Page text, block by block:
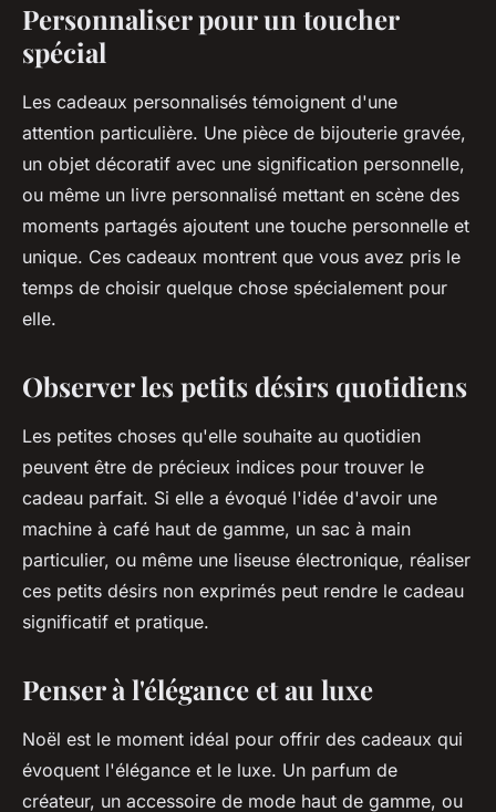
Personnaliser pour un toucher
spécial
Les cadeaux personnalisés témoignent d'une
attention particulière. Une pièce de bijouterie gravée,
un objet décoratif avec une signification personnelle,
ou même un livre personnalisé mettant en scène des
moments partagés ajoutent une touche personnelle et
unique. Ces cadeaux montrent que vous avez pris le
temps de choisir quelque chose spécialement pour
elle.
Observer les petits désirs quotidiens
Les petites choses qu'elle souhaite au quotidien
peuvent être de précieux indices pour trouver le
cadeau parfait. Si elle a évoqué l'idée d'avoir une
machine à café haut de gamme, un sac à main
particulier, ou même une liseuse électronique, réaliser
ces petits désirs non exprimés peut rendre le cadeau
significatif et pratique.
Penser à l'élégance et au luxe
Noël est le moment idéal pour offrir des cadeaux qui
évoquent l'élégance et le luxe. Un parfum de
créateur, un accessoire de mode haut de gamme, ou